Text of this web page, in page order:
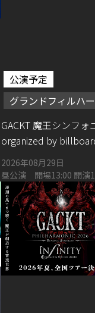
公演予定
グランドフィルハ
GACKT 魔王シンフ
organized by
2026年08月29日
昼公演 開場13:00 開演
演18:00 東京建物 Brillia